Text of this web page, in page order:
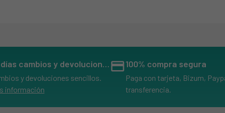
14 días cambios y devoluciones
y devoluciones sencillos.
información
credit_card100% compra segura
Paga con tarjeta, Bizum,
transferencia.